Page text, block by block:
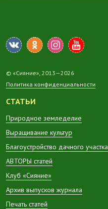
© «Сияние», 2013—2026
Политика конфиденциальности
СТАТЬИ
Природное земледелие
Выращивание культур
Благоустройство дачного участка
АВТОРЫ статей
Клуб «Сияние»
Архив выпусков журнала
Печать статей